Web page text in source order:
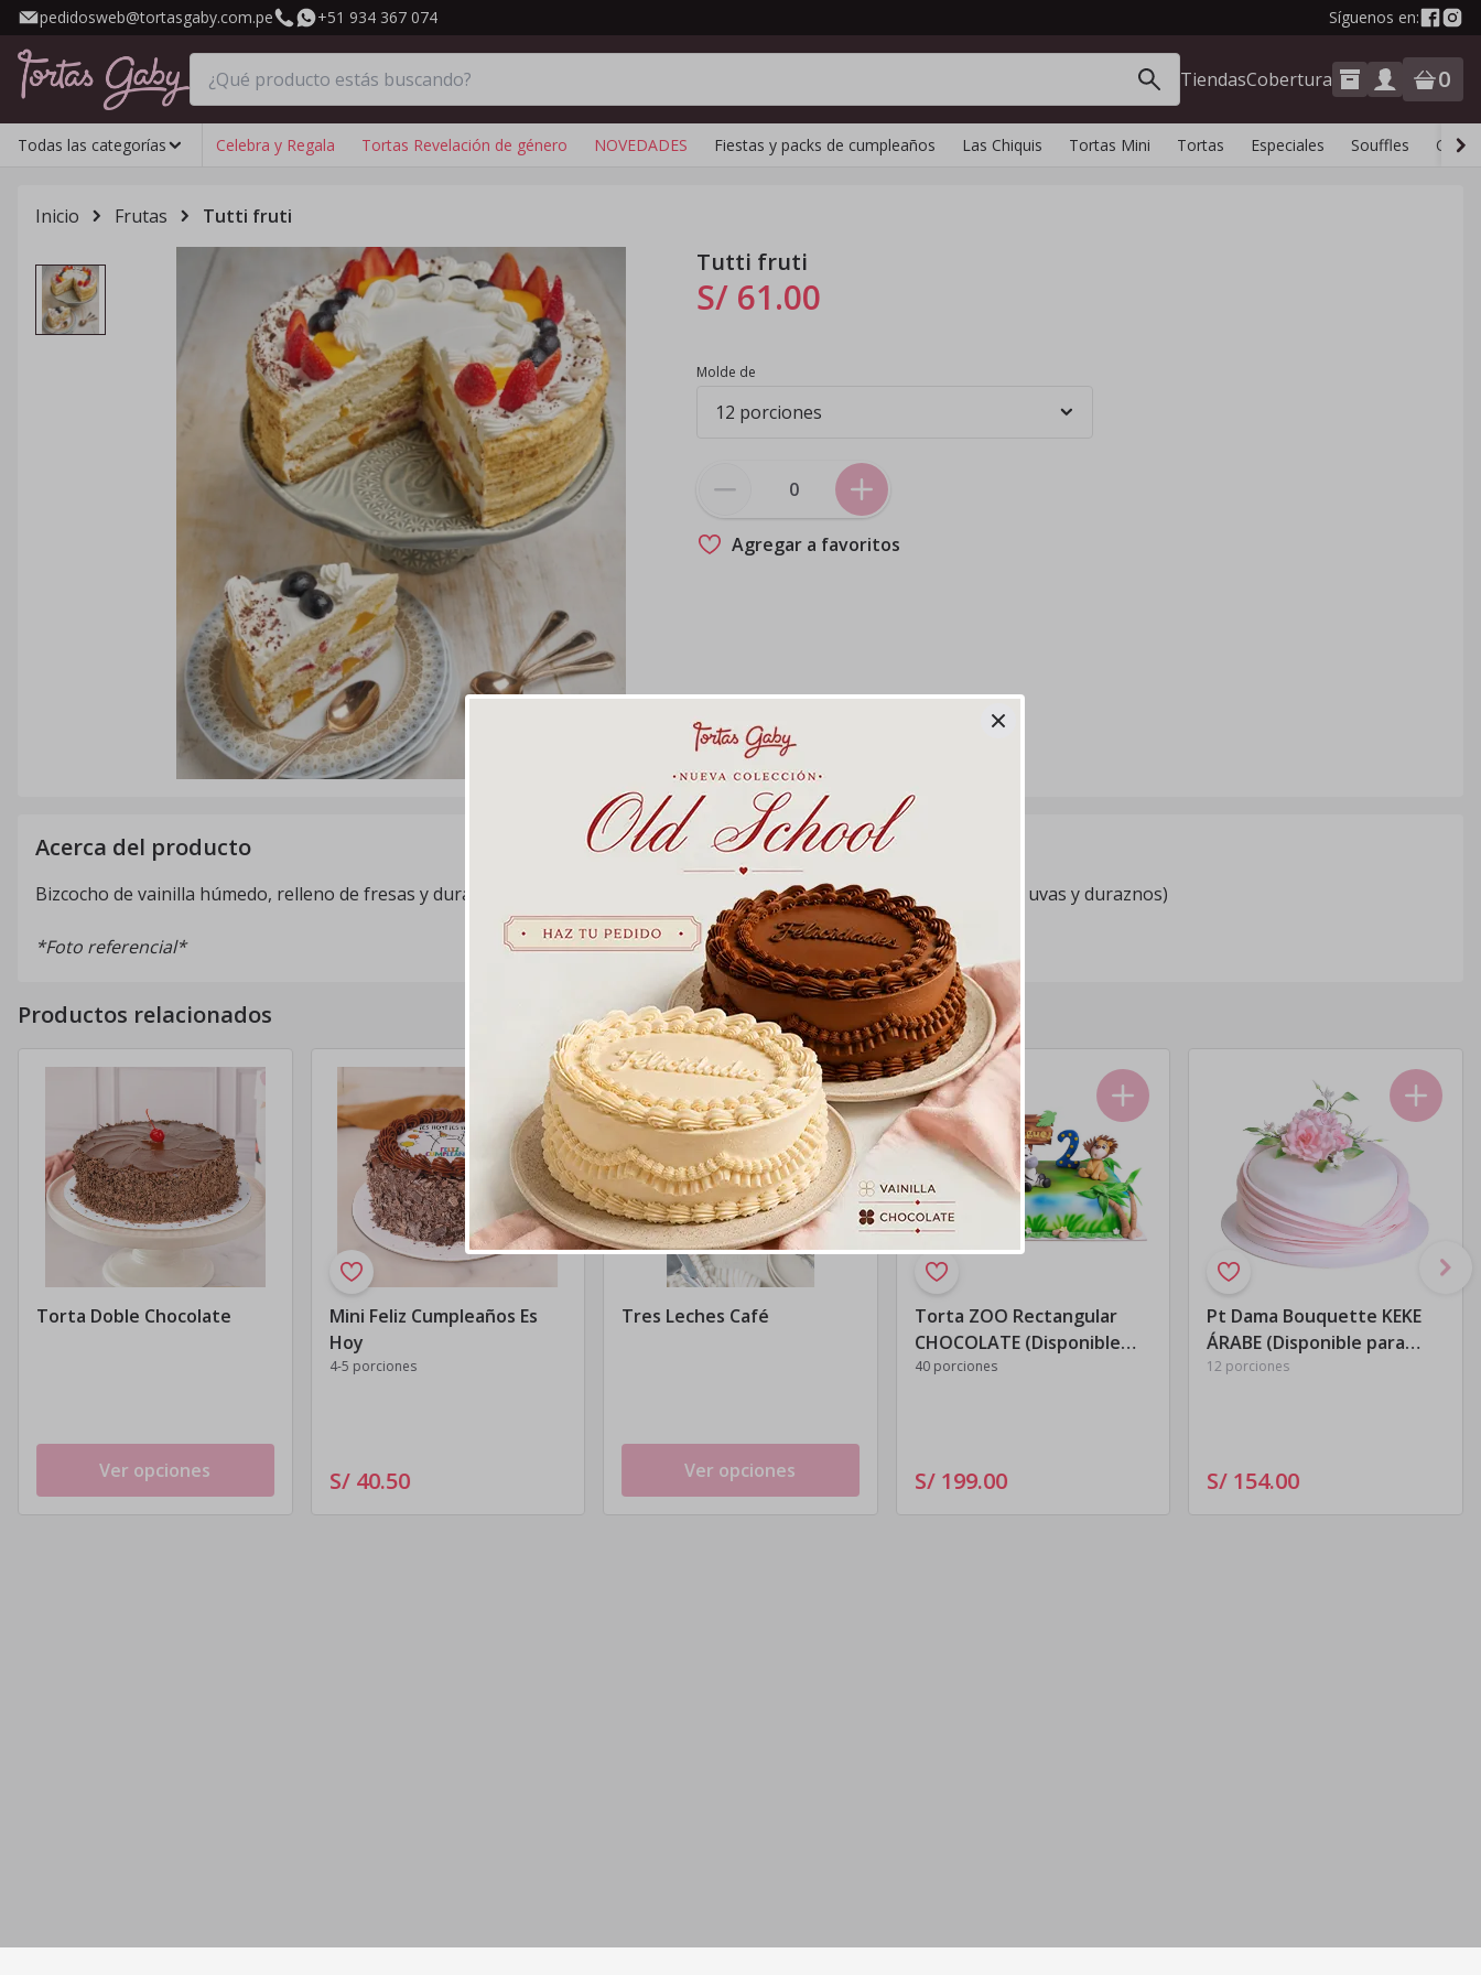
pedidosweb@tortasgaby.com.pe +51 934 367 074 Síguenos en:
TiendasCobertura 0
Todas las categorías Celebra y Regala Tortas Revelación de género NOVEDADES Fiestas y packs de cumpleaños Las Chiquis Tortas Mini Tortas Especiales Souffles
Inicio Frutas Tutti fruti
Tutti fruti
S/ 61.00
Molde de
Agregar a favoritos
Acerca del producto
Bizcocho de vainilla húmedo, relleno de fresas y durazno, crema chantilly, bañado en chantilly con frutas frescas (fresas, uvas y duraznos)
*Foto referencial*
Productos relacionados
Torta Doble Chocolate
Ver opciones
Mini Feliz Cumpleaños Es
Hoy
4-5 porciones
S/ 40.50
Tres Leches Café
Ver opciones
Torta ZOO Rectangular
CHOCOLATE (Disponible
para pedidos realizados de
40 porciones
S/ 199.00
Pt Dama Bouquette KEKE
ÁRABE (Disponible para
pedidos realizados de
12 porciones
S/ 154.00